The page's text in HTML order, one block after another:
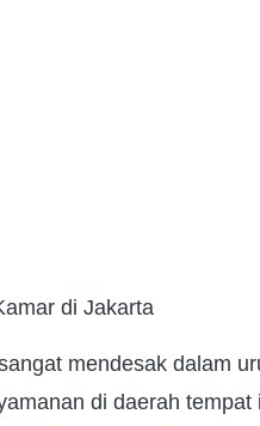
di Jakarta
mendesak dalam
di daerah tempat